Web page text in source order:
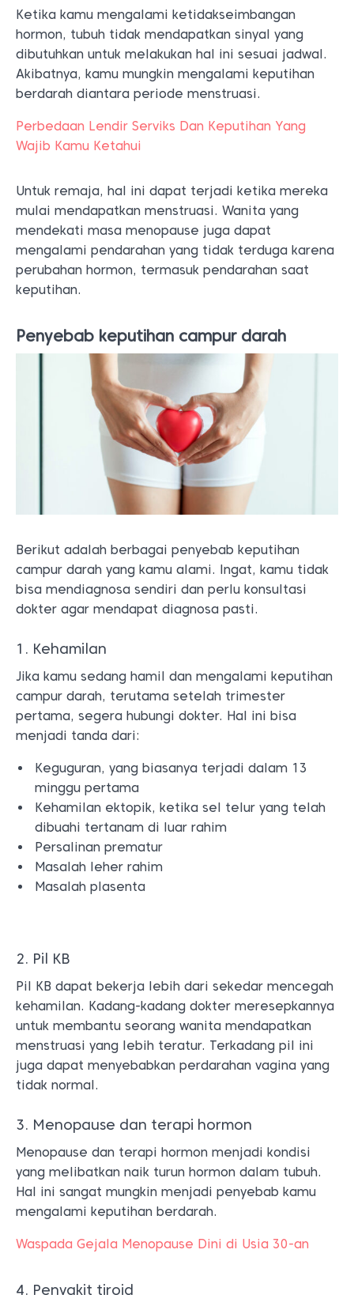
Ketika kamu mengalami ketidakseimbangan
hormon, tubuh tidak mendapatkan sinyal yang
dibutuhkan untuk melakukan hal ini sesuai jadwal.
Akibatnya, kamu mungkin mengalami keputihan
berdarah diantara periode menstruasi.
Perbedaan Lendir Serviks Dan Keputihan Yang
Wajib Kamu Ketahui
Untuk remaja, hal ini dapat terjadi ketika mereka
mulai mendapatkan menstruasi. Wanita yang
mendekati masa menopause juga dapat
mengalami pendarahan yang tidak terduga karena
perubahan hormon, termasuk pendarahan saat
keputihan.
Penyebab keputihan campur darah
Berikut adalah berbagai penyebab keputihan
campur darah yang kamu alami. Ingat, kamu tidak
bisa mendiagnosa sendiri dan perlu konsultasi
dokter agar mendapat diagnosa pasti.
1. Kehamilan
Jika kamu sedang hamil dan mengalami keputihan
campur darah, terutama setelah trimester
pertama, segera hubungi dokter. Hal ini bisa
menjadi tanda dari:
Keguguran, yang biasanya terjadi dalam 13
minggu pertama
Kehamilan ektopik, ketika sel telur yang telah
dibuahi tertanam di luar rahim
Persalinan prematur
Masalah leher rahim
Masalah plasenta
2. Pil KB
Pil KB dapat bekerja lebih dari sekedar mencegah
kehamilan. Kadang-kadang dokter meresepkannya
untuk membantu seorang wanita mendapatkan
menstruasi yang lebih teratur. Terkadang pil ini
juga dapat menyebabkan perdarahan vagina yang
tidak normal.
3. Menopause dan terapi hormon
Menopause dan terapi hormon menjadi kondisi
yang melibatkan naik turun hormon dalam tubuh.
Hal ini sangat mungkin menjadi penyebab kamu
mengalami keputihan berdarah.
Waspada Gejala Menopause Dini di Usia 30-an
4. Penyakit tiroid